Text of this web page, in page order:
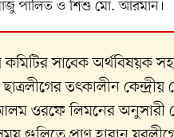
পালিত ও শিশু মো. আরমান।
কমিটির সাবেক
তৎকালীন
ওরফে লিমনের অনুসারী